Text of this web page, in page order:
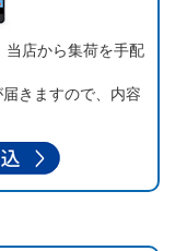
当店から集荷を手配
きますので、内容